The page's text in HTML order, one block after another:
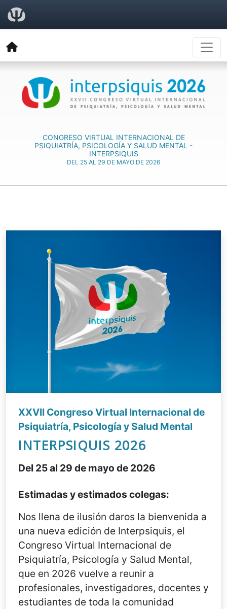
CONGRESO VIRTUAL INTERNACIONAL DE
PSIQUIATRÍA, PSICOLOGÍA Y SALUD MENTAL -
INTERPSIQUIS
DEL 25 AL 29 DE MAYO DE 2026
XXVII Congreso Virtual Internacional de
Psiquiatría, Psicología y Salud Mental
INTERPSIQUIS 2026
Del 25 al 29 de mayo de 2026
Estimadas y estimados colegas:
Nos llena de ilusión daros la bienvenida a
una nueva edición de Interpsiquis, el
Congreso Virtual Internacional de
Psiquiatría, Psicología y Salud Mental,
que en 2026 vuelve a reunir a
profesionales, investigadores, docentes y
estudiantes de toda la comunidad